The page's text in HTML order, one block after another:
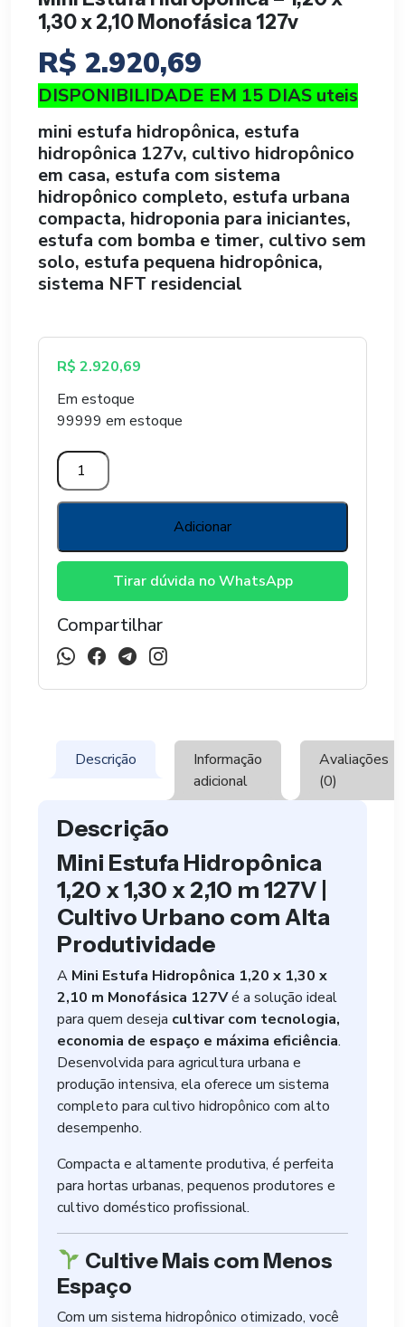
1,30 x 2,10 Monofásica 127v
R$ 2.920,69
DISPONIBILIDADE EM 15 DIAS uteis
mini estufa hidropônica, estufa
hidropônica 127v, cultivo hidropônico
em casa, estufa com sistema
hidropônico completo, estufa urbana
compacta, hidroponia para iniciantes,
estufa com bomba e timer, cultivo sem
solo, estufa pequena hidropônica,
sistema NFT residencial
R$ 2.920,69
Em estoque
99999 em estoque
Mini
Estufa
Hidropônica
1,20
x
2,10
Monofásica
quantidade
Adicionar
Tirar dúvida no WhatsApp
Compartilhar
Descrição
Informação
adicional
Avaliações
(0)
Descrição
Mini Estufa Hidropônica
1,20 x 1,30 x 2,10 m 127V |
Cultivo Urbano com Alta
Produtividade
A Mini Estufa Hidropônica 1,20 x 1,30 x
2,10 m Monofásica 127Vé a solução ideal
para quem deseja cultivar com tecnologia,
economia de espaço e máxima eficiência.
Desenvolvida para agricultura urbana e
produção intensiva, ela oferece um sistema
completo para cultivo hidropônico com alto
desempenho.
Compacta e altamente produtiva, é perfeita
para hortas urbanas, pequenos produtores e
cultivo doméstico profissional.
Cultive Mais com Menos
Espaço
Com um sistema hidropônico otimizado, você